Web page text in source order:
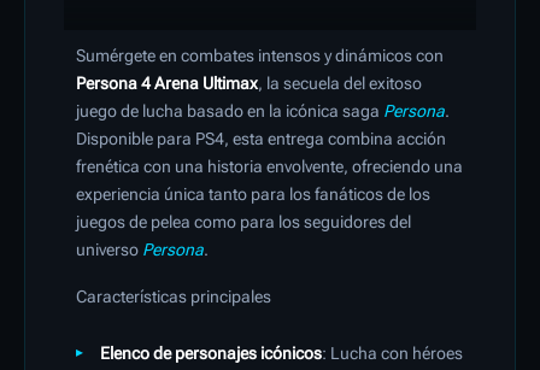
Sumérgete en combates intensos y dinámicos con
Persona 4 Arena Ultimax, la secuela del exitoso
juego de lucha basado en la icónica saga Persona.
Disponible para PS4, esta entrega combina acción
frenética con una historia envolvente, ofreciendo una
experiencia única tanto para los fanáticos de los
juegos de pelea como para los seguidores del
universo Persona.
Características principales
Elenco de personajes icónicos: Lucha con héroes